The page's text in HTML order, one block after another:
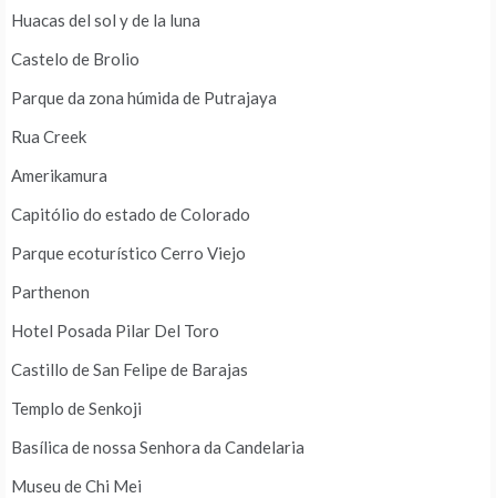
Huacas del sol y de la luna
Castelo de Brolio
Parque da zona húmida de Putrajaya
Rua Creek
Amerikamura
Capitólio do estado de Colorado
Parque ecoturístico Cerro Viejo
Parthenon
Hotel Posada Pilar Del Toro
Castillo de San Felipe de Barajas
Templo de Senkoji
Basílica de nossa Senhora da Candelaria
Museu de Chi Mei